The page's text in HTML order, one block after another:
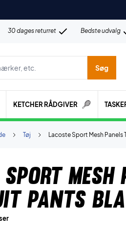
30 dages returret Bedste udvalg
etc.
Søg
KETCHER RÅDGIVER
Lacoste Sport Mesh Panels
Tøj
Mesh
Pants